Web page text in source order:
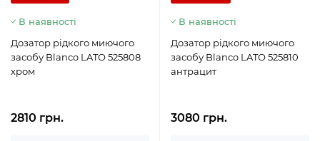
В наявності
Дозатор рідкого миючого
засобу Blanco LATO 525808
хром
2810 грн.
В наявності
Дозатор рідкого миючого
засобу Blanco LATO 525810
антрацит
3080 грн.